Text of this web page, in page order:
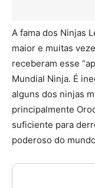
A fama dos Ninjas
maior e muitas
receberam esse
Mundial Ninja. É
alguns dos ninjas
principalmente
suficiente para
poderoso do